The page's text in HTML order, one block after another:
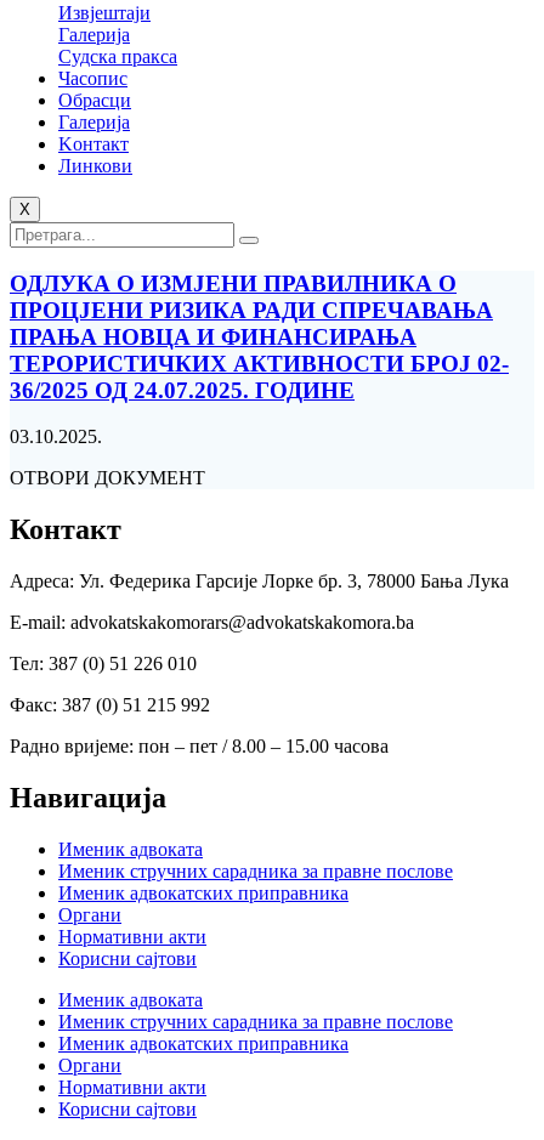
Извјештаји
Галерија
Судска пракса
Часопис
Обрасци
Галерија
Kонтакт
Линкови
X
ОДЛУКА О ИЗМЈЕНИ ПРАВИЛНИКА О
ПРОЦЈЕНИ РИЗИКА РАДИ СПРЕЧАВАЊА
ПРАЊА НОВЦА И ФИНАНСИРАЊА
ТЕРОРИСТИЧКИХ АКТИВНОСТИ БРОЈ 02-
36/2025 ОД 24.07.2025. ГОДИНЕ
03.10.2025.
ОТВОРИ ДОКУМЕНТ
Контакт
Адреса: Ул. Федерика Гарсије Лорке бр. 3, 78000 Бања Лука
Е-mail: advokatskakomorars@advokatskakomora.ba
Тел: 387 (0) 51 226 010
Факс: 387 (0) 51 215 992
Радно вријеме: пон – пет / 8.00 – 15.00 часова
Навигација
Именик адвоката
Именик стручних сарадника за правне послове
Именик адвокатских приправника
Органи
Нормативни акти
Корисни сајтови
Именик адвоката
Именик стручних сарадника за правне послове
Именик адвокатских приправника
Органи
Нормативни акти
Корисни сајтови